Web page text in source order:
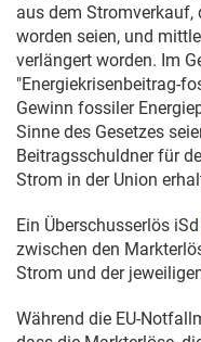
aus dem Stromverkauf,
worden seien, und
verlängert worden. Im
"Energiekrisenbeitrag-
Gewinn fossiler
Sinne des Gesetzes
Beitragsschuldner für
Strom in der Union
Ein Überschusserlös iSd
zwischen den
Strom und der
Während die EU-